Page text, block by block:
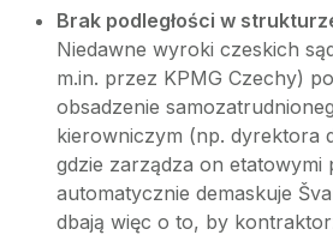
Brak podległości w
Niedawne wyroki czeskich
m.in. przez KPMG Czechy)
obsadzenie
kierowniczym (np. dyrektora
gdzie zarządza on etatowymi
automatycznie demaskuje
dbają więc o to, by